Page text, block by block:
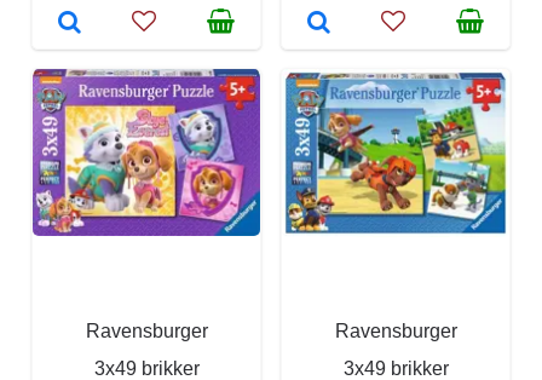
Ravensburger
3x49 brikker
Ravensburger
3x49 brikker